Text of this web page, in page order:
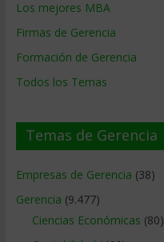
Los mejores MBA
Firmas de Gerencia
Formación de Gerencia
Todos los Temas
Temas de Gerencia
Empresas de Gerencia (38)
Gerencia (9.477)
Ciencias Económicas (80)